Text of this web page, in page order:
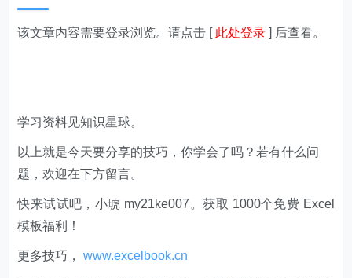
该文章内容需要登录浏览。请点击 [ 此处登录 ] 后查看。
学习资料见知识星球。
以上就是今天要分享的技巧，你学会了吗？若有什么问
题，欢迎在下方留言。
快来试试吧，小琥 my21ke007。获取 1000个免费 Excel
模板福利​​​​！
更多技巧，www.excelbook.cn